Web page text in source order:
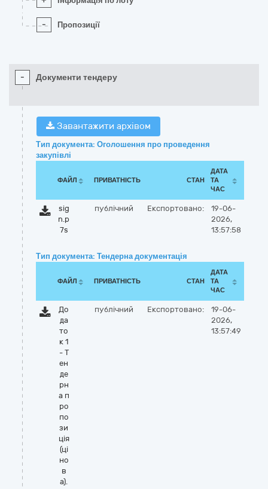
- Пропозиції
- Документи тендеру
Завантажити архівом
Тип документа: Оголошення про проведення
закупівлі
ФАЙЛ ПРИВАТНІСТЬ СТАН
ДАТА
ТА
ЧАС
sig
n.p
7s
публічний Експортовано:
19-06-
2026,
13:57:58
Тип документа: Тендерна документація
ФАЙЛ ПРИВАТНІСТЬ СТАН
ДАТА
ТА
ЧАС
До
да
то
к 1
- Т
ен
де
рн
а п
ро
по
зи
ція
(ці
но
в
а).
публічний Експортовано:
19-06-
2026,
13:57:49